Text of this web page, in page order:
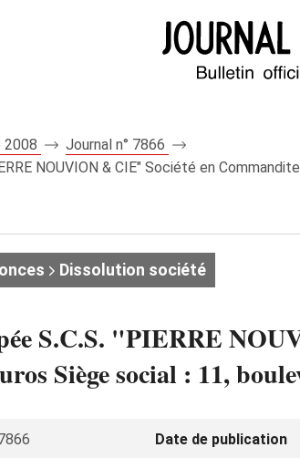
2008
Journal n° 7866
NOUVION & CIE" Société en
Dissolution société
S.C.S. "PIERRE
Siège social : 11,
Date de publication